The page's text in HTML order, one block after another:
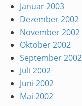
Januar 2003
Dezember 2002
November 2002
Oktober 2002
September 2002
Juli 2002
Juni 2002
Mai 2002